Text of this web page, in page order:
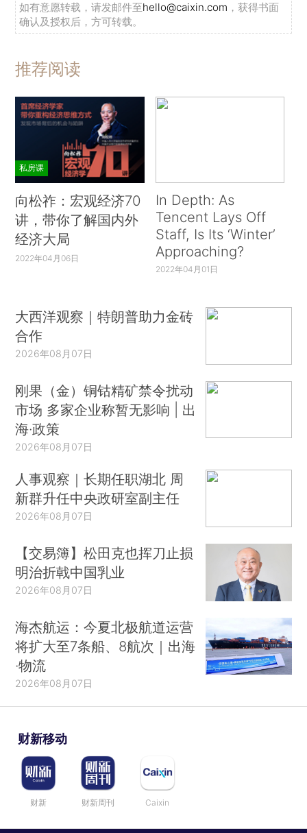
如有意愿转载，请发邮件至hello@caixin.com ，获得书面
确认及授权后，方可转载。
推荐阅读
私房课
向松祚：宏观经济70
讲，带你了解国内外
经济大局
2022年04月06日
In Depth: As
Tencent Lays Off
Staff, Is Its ‘Winter’
Approaching?
2022年04月01日
大西洋观察｜特朗普助力金砖
合作
2026年08月07日
刚果（金）铜钴精矿禁令扰动
市场 多家企业称暂无影响 | 出
海·政策
2026年08月07日
人事观察｜长期任职湖北 周
新群升任中央政研室副主任
2026年08月07日
【交易簿】松田克也挥刀止损
明治折戟中国乳业
2026年08月07日
海杰航运：今夏北极航道运营
将扩大至7条船、8航次｜出海
·物流
2026年08月07日
财新移动
财新 财新周刊 Caixin